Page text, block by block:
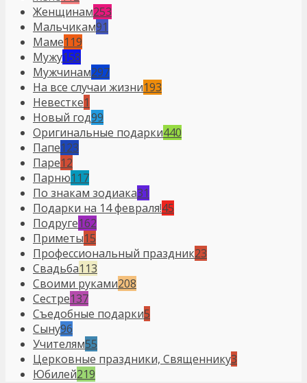
Женщинам253
Мальчикам91
Маме119
Мужу158
Мужчинам297
На все случаи жизни193
Невестке1
Новый год99
Оригинальные подарки440
Папе123
Паре12
Парню117
По знакам зодиака31
Подарки на 14 февраля!45
Подруге162
Приметы15
Профессиональный праздник23
Свадьба113
Своими руками208
Сестре137
Съедобные подарки5
Сыну96
Учителям55
Церковные праздники, Священнику3
Юбилей219